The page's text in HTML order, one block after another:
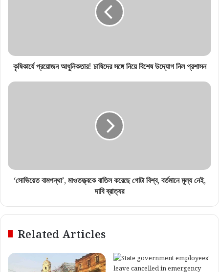
কৃষিকার্যে প্রয়োজন আধুনিকতার! চাষিদের সঙ্গে নিয়ে বিশেষ উদ্যোগ নিল প্রশাসন
‘সোভিয়েত বামপন্থা’, মাওতত্ত্বকে বাতিল করেছে গোটা বিশ্ব, বর্তমানে মূল্য নেই,
দাবি ব্রাত্যর
Related Articles